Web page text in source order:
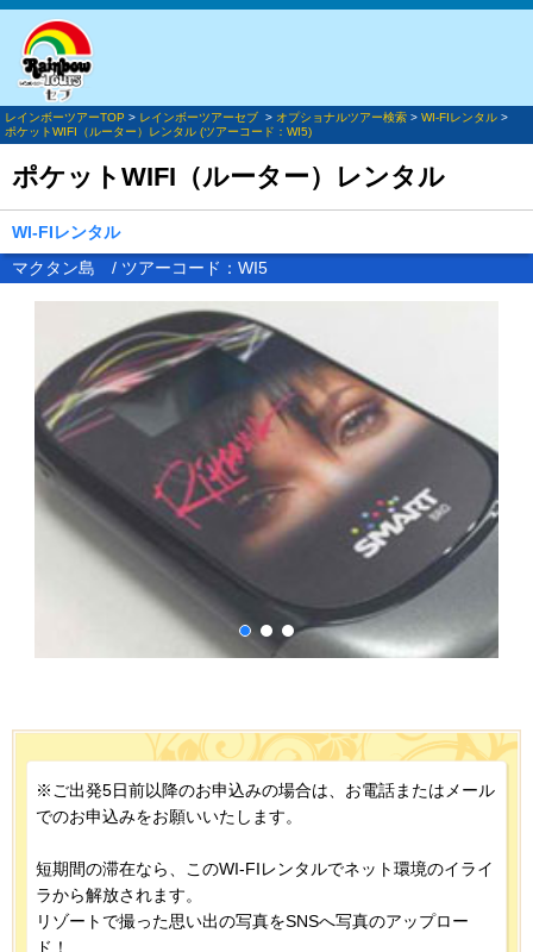
レインボーツアーTOP > レインボーツアーセブ > オプショナルツアー検索 > WI-FIレンタル >
ポケットWIFI（ルーター）レンタル (ツアーコード：WI5)
ポケットWIFI（ルーター）レンタル
WI-FIレンタル
マクタン島 / ツアーコード：WI5
※ご出発5日前以降のお申込みの場合は、お電話またはメール
でのお申込みをお願いいたします。
短期間の滞在なら、このWI-FIレンタルでネット環境のイライ
ラから解放されます。
リゾートで撮った思い出の写真をSNSへ写真のアップロー
ド！